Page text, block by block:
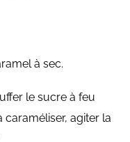
à sec.
le sucre à feu
agiter la